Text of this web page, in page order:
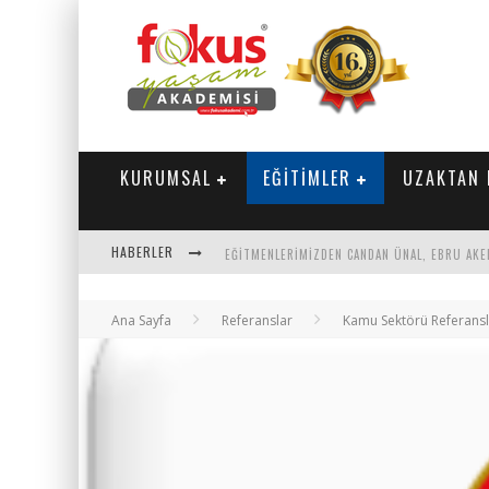
KURUMSAL EĞİTİMLER UZAKTAN
HABERLER
Ana Sayfa Referanslar Kamu Sektörü